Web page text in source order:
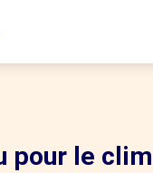
pour le